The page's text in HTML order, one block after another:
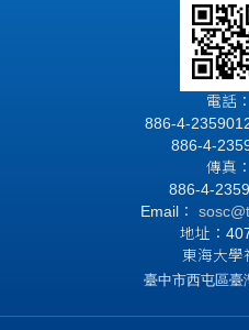
電話：
886-4-
886-4-
傳真：
886-4-
Email：
地址：
東海大學社
臺中市西屯區臺